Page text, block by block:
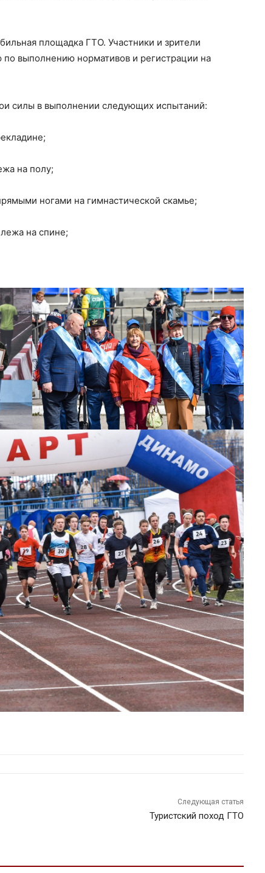
площадка ГТО. Участники и зрители
по выполнению нормативов и регистрации на
силы в выполнении следующих испытаний:
на полу;
ногами на гимнастической скамье;
на спине;
Следующая статья
Туристский поход ГТО